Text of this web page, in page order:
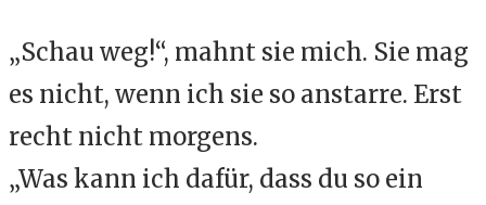
„Schau weg!“, mahnt sie mich. Sie mag
es nicht, wenn ich sie so anstarre. Erst
recht nicht morgens.
„Was kann ich dafür, dass du so ein